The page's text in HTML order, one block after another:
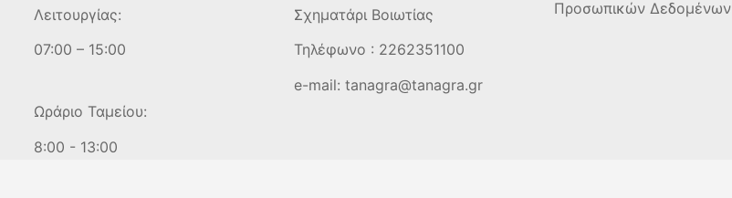
Λειτουργίας:
07:00 – 15:00
Ωράριο Ταμείου:
8:00 - 13:00
Σχηματάρι Βοιωτίας
Τηλέφωνο : 2262351100
e-mail:tanagra@tanagra.gr
Προσωπικών Δεδομένων